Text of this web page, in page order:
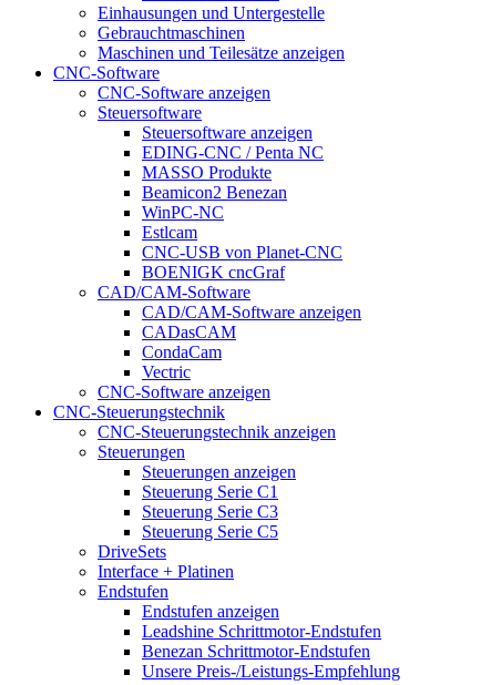
Einhausungen und Untergestelle
Gebrauchtmaschinen
Maschinen und Teilesätze anzeigen
CNC-Software
CNC-Software anzeigen
Steuersoftware
Steuersoftware anzeigen
EDING-CNC / Penta NC
MASSO Produkte
Beamicon2 Benezan
WinPC-NC
Estlcam
CNC-USB von Planet-CNC
BOENIGK cncGraf
CAD/CAM-Software
CAD/CAM-Software anzeigen
CADasCAM
CondaCam
Vectric
CNC-Software anzeigen
CNC-Steuerungstechnik
CNC-Steuerungstechnik anzeigen
Steuerungen
Steuerungen anzeigen
Steuerung Serie C1
Steuerung Serie C3
Steuerung Serie C5
DriveSets
Interface + Platinen
Endstufen
Endstufen anzeigen
Leadshine Schrittmotor-Endstufen
Benezan Schrittmotor-Endstufen
Unsere Preis-/Leistungs-Empfehlung